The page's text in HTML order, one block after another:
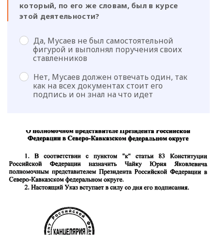
который, по его же словам, был в курсе
этой деятельности?
Да, Мусаев не был самостоятельной
фигурой и выполнял поручения своих
ставленников
Нет, Мусаев должен отвечать один, так
как на всех документах стоит его
подпись и он знал на что идет